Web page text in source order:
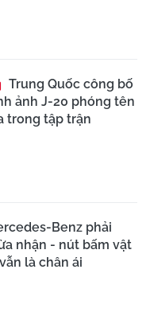
Trung Quốc công bố
ảnh J-20 phóng tên
trong tập trận
Benz phải
nhận - nút bấm vật
là chân ái